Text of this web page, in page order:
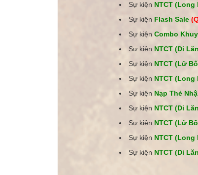
Sự kiện NTCT (Long
Sự kiện Flash Sale
Sự kiện Combo
Sự kiện NTCT (Di
Sự kiện NTCT (Lữ
Sự kiện NTCT (Long
Sự kiện Nạp Thẻ
Sự kiện NTCT (Di
Sự kiện NTCT (Lữ
Sự kiện NTCT (Long
Sự kiện NTCT (Di